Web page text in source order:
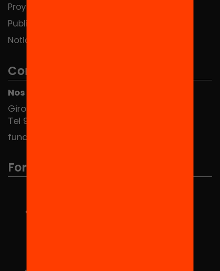
Proyectos
Publicaciones y vídeos
Noticias
Contacto
Nos puedes encontrar en el HUB Social
Girona 34, interior 08010 Barcelona
Tel 934 588 700
fundacio@equitat.org
Formamos parte de...